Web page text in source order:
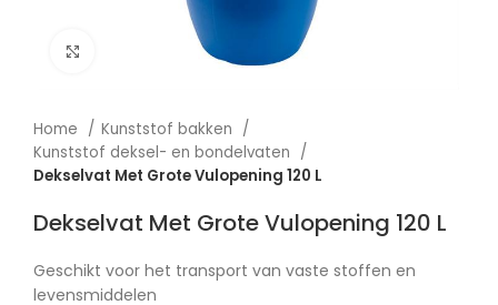
Afbeelding vergroten
Home
Kunststof bakken
Kunststof deksel- en bondelvaten
Dekselvat Met Grote Vulopening 120 L
Dekselvat Met Grote Vulopening 120 L
Geschikt voor het transport van vaste stoffen en
levensmiddelen